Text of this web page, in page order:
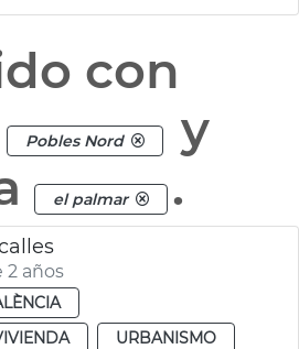
con
Pobles Nord
y
el palmar .
2 años
URBANISMO